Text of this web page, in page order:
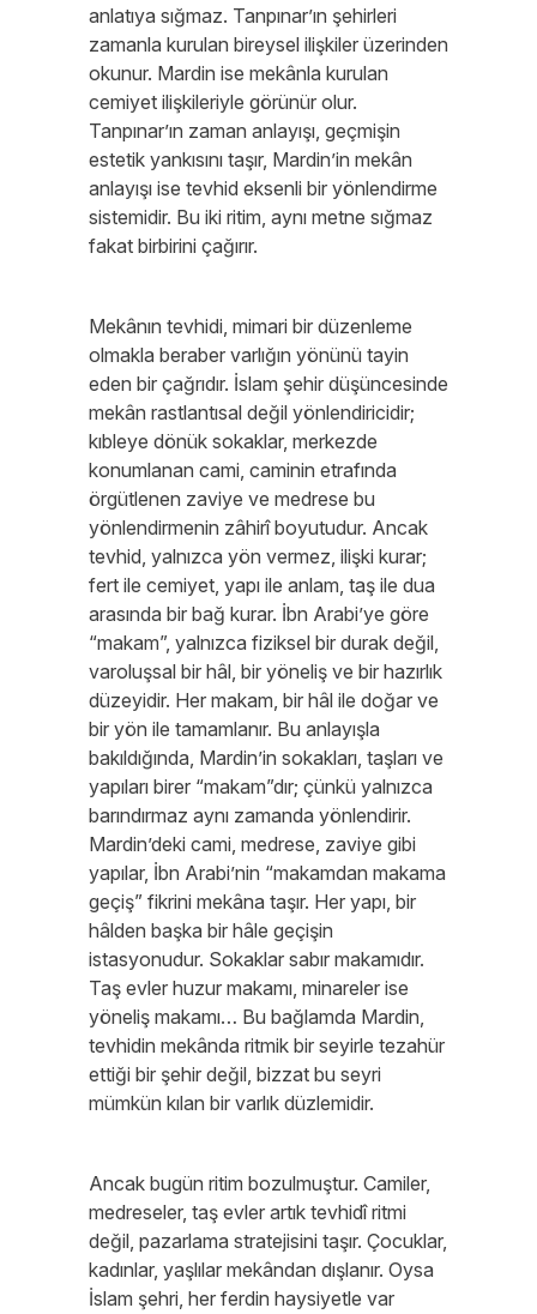
anlatıya sığmaz. Tanpınar’ın şehirleri
zamanla kurulan bireysel ilişkiler üzerinden
okunur. Mardin ise mekânla kurulan
cemiyet ilişkileriyle görünür olur.
Tanpınar’ın zaman anlayışı, geçmişin
estetik yankısını taşır, Mardin’in mekân
anlayışı ise tevhid eksenli bir yönlendirme
sistemidir. Bu iki ritim, aynı metne sığmaz
fakat birbirini çağırır.
Mekânın tevhidi, mimari bir düzenleme
olmakla beraber varlığın yönünü tayin
eden bir çağrıdır. İslam şehir düşüncesinde
mekân rastlantısal değil yönlendiricidir;
kıbleye dönük sokaklar, merkezde
konumlanan cami, caminin etrafında
örgütlenen zaviye ve medrese bu
yönlendirmenin zâhirî boyutudur. Ancak
tevhid, yalnızca yön vermez, ilişki kurar;
fert ile cemiyet, yapı ile anlam, taş ile dua
arasında bir bağ kurar. İbn Arabi’ye göre
“makam”, yalnızca fiziksel bir durak değil,
varoluşsal bir hâl, bir yöneliş ve bir hazırlık
düzeyidir. Her makam, bir hâl ile doğar ve
bir yön ile tamamlanır. Bu anlayışla
bakıldığında, Mardin’in sokakları, taşları ve
yapıları birer “makam”dır; çünkü yalnızca
barındırmaz aynı zamanda yönlendirir.
Mardin’deki cami, medrese, zaviye gibi
yapılar, İbn Arabi’nin “makamdan makama
geçiş” fikrini mekâna taşır. Her yapı, bir
hâlden başka bir hâle geçişin
istasyonudur. Sokaklar sabır makamıdır.
Taş evler huzur makamı, minareler ise
yöneliş makamı… Bu bağlamda Mardin,
tevhidin mekânda ritmik bir seyirle tezahür
ettiği bir şehir değil, bizzat bu seyri
mümkün kılan bir varlık düzlemidir.
Ancak bugün ritim bozulmuştur. Camiler,
medreseler, taş evler artık tevhidî ritmi
değil, pazarlama stratejisini taşır. Çocuklar,
kadınlar, yaşlılar mekândan dışlanır. Oysa
İslam şehri, her ferdin haysiyetle var